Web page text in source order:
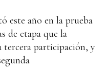
este año en la prueba
de etapa que la
tercera participación, y